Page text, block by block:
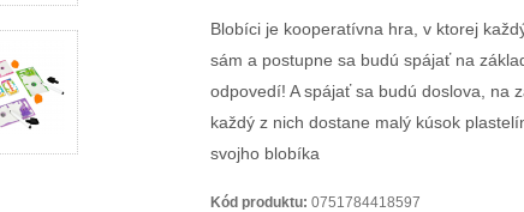
Blobíci je kooperatívna hra, v ktorej
sám a postupne sa budú spájať na
odpovedí! A spájať sa budú doslova, na
každý z nich dostane malý kúsok
svojho blobíka
Kód produktu: 0751784418597